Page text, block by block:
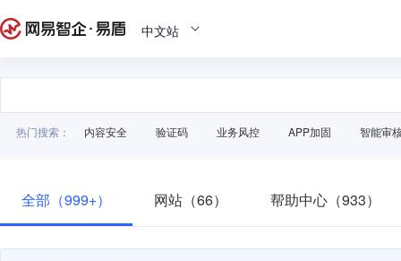
中文站
热门搜索： 内容安全 验证码 业务风控 APP加固 智能审
全部（999+） 网站（66） 帮助中心（933）